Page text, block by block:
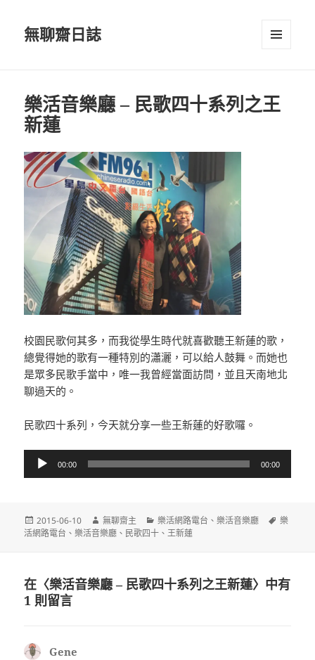
無聊齋日誌
樂活音樂廳 – 民歌四十系列之王
新蓮
校園民歌何其多，而我從學生時代就喜歡聽王新蓮的歌，
總覺得她的歌有一種特別的瀟灑，可以給人鼓舞。而她也
是眾多民歌手當中，唯一我曾經當面訪問，並且天南地北
聊過天的。
民歌四十系列，今天就分享一些王新蓮的好歌囉。
訊
器
00:00 00:00
發
佈
2015-06-10
作
者
無聊齋主
分
類
樂活網路電台 、樂活音樂廳
標
樂
活網路電台 、樂活音樂廳 、 民歌四十 、王新蓮
在〈樂活音樂廳 – 民歌四十系列之王新蓮〉中有
1 則留言
Gene